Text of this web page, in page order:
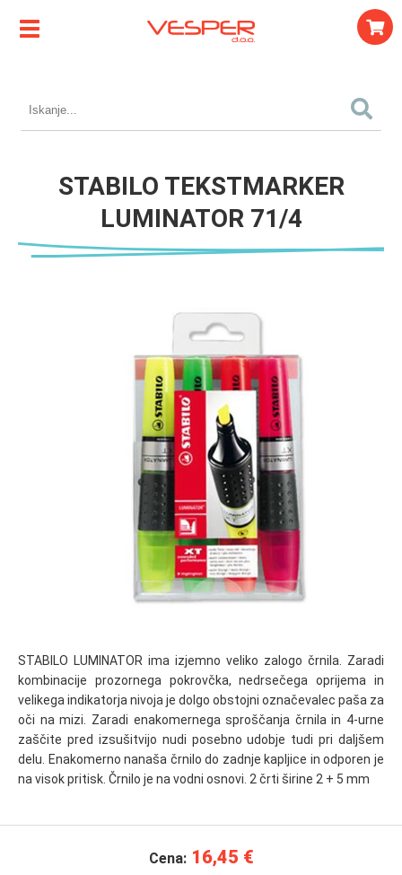
STABILO TEKSTMARKER
LUMINATOR 71/4
STABILO LUMINATOR ima izjemno veliko zalogo črnila. Zaradi
kombinacije prozornega pokrovčka, nedrsečega oprijema in
velikega indikatorja nivoja je dolgo obstojni označevalec paša za
oči na mizi. Zaradi enakomernega sproščanja črnila in 4-urne
zaščite pred izsušitvijo nudi posebno udobje tudi pri daljšem
delu. Enakomerno nanaša črnilo do zadnje kapljice in odporen je
na visok pritisk. Črnilo je na vodni osnovi. 2 črti širine 2 + 5 mm
Cena: 16,45 €